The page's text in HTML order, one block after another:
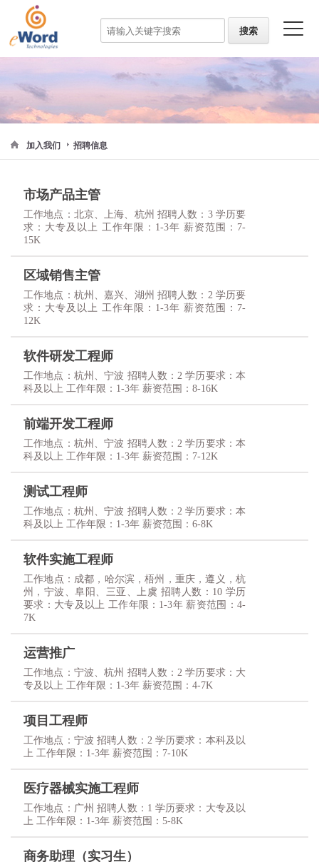
加入我们 招聘信息
市场产品主管
工作地点：北京、上海、杭州 招聘人数：3 学历要
求：大专及以上 工作年限：1-3年 薪资范围：7-
15K
区域销售主管
工作地点：杭州、嘉兴、湖州 招聘人数：2 学历要
求：大专及以上 工作年限：1-3年 薪资范围：7-
12K
软件研发工程师
工作地点：杭州、宁波 招聘人数：2 学历要求：本
科及以上 工作年限：1-3年 薪资范围：8-16K
前端开发工程师
工作地点：杭州、宁波 招聘人数：2 学历要求：本
科及以上 工作年限：1-3年 薪资范围：7-12K
测试工程师
工作地点：杭州、宁波 招聘人数：2 学历要求：本
科及以上 工作年限：1-3年 薪资范围：6-8K
软件实施工程师
工作地点：成都，哈尔滨，梧州，重庆，遵义，杭
州，宁波、阜阳、三亚、上虞 招聘人数：10 学历
要求：大专及以上 工作年限：1-3年 薪资范围：4-
7K
运营推广
工作地点：宁波、杭州 招聘人数：2 学历要求：大
专及以上 工作年限：1-3年 薪资范围：4-7K
项目工程师
工作地点：宁波 招聘人数：2 学历要求：本科及以
上 工作年限：1-3年 薪资范围：7-10K
医疗器械实施工程师
工作地点：广州 招聘人数：1 学历要求：大专及以
上 工作年限：1-3年 薪资范围：5-8K
商务助理（实习生）